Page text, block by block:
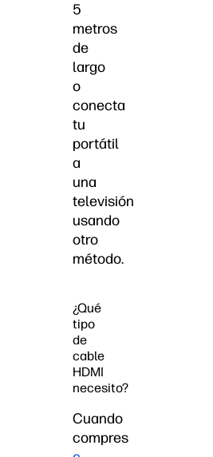
5
metros
de
largo
o
conecta
tu
portátil
a
una
televisión
usando
otro
método.
¿Qué
tipo
de
cable
HDMI
necesito?
Cuando
compres